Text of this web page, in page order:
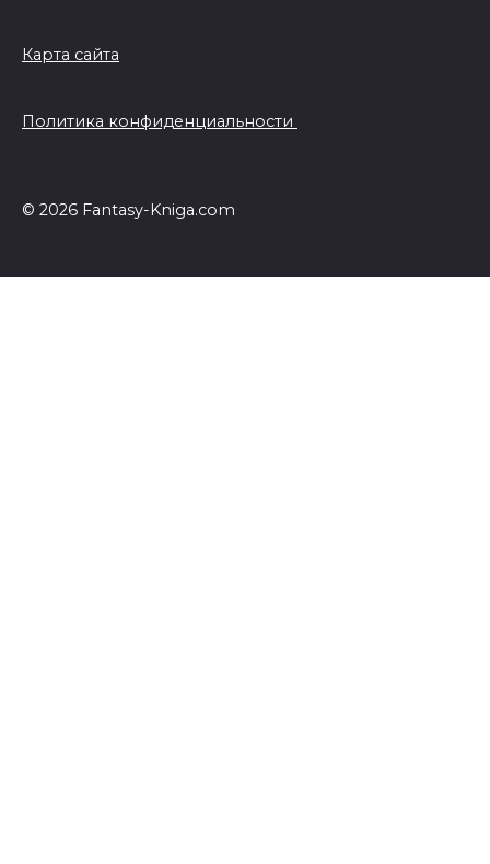
Карта сайта
Политика конфиденциальности
© 2026 Fantasy-Kniga.com